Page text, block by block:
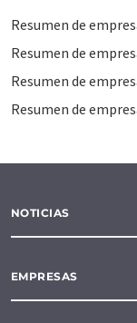
Resumen de
Resumen de
Resumen de
Resumen de
NOTICIAS
EMPRESAS